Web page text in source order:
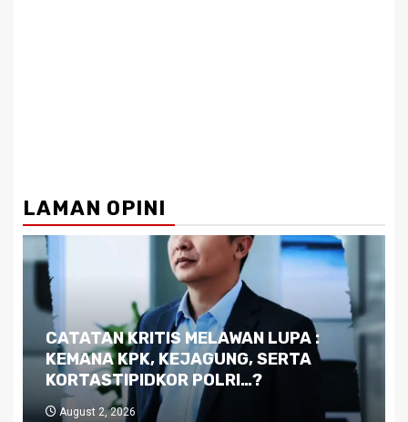
LAMAN OPINI
Dilema Kaltim di Tengah Krisis:
Kutukan Sumber Daya Alam dan
Pemimpin yang Tak Kreatif
July 29, 2026